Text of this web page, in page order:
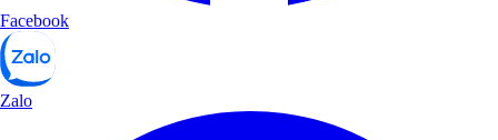
Facebook
Zalo